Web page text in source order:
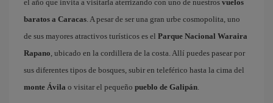
el año que invita a visitarla aterrizando con uno de nuestros vuelos
baratos a Caracas. A pesar de ser una gran urbe cosmopolita, uno
de sus mayores atractivos turísticos es el Parque Nacional Waraira
Rapano, ubicado en la cordillera de la costa. Allí puedes pasear por
sus diferentes tipos de bosques, subir en teleférico hasta la cima del
monte Ávila o visitar el pequeño pueblo de Galipán.